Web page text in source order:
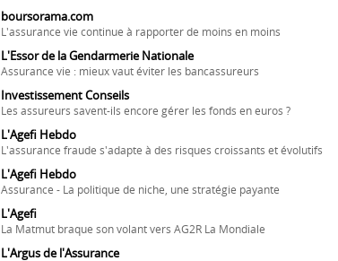
boursorama.com
L'assurance vie continue à rapporter de moins en moins
L'Essor de la Gendarmerie Nationale
Assurance vie : mieux vaut éviter les bancassureurs
Investissement Conseils
Les assureurs savent-ils encore gérer les fonds en euros ?
L'Agefi Hebdo
L'assurance fraude s'adapte à des risques croissants et évolutifs
L'Agefi Hebdo
Assurance - La politique de niche, une stratégie payante
L'Agefi
La Matmut braque son volant vers AG2R La Mondiale
L'Argus de l'Assurance